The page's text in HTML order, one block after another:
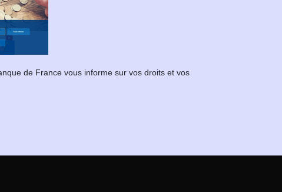
de France vous informe sur vos droits et vos